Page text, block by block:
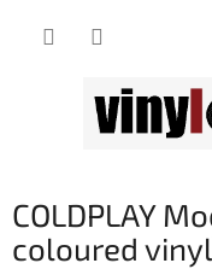
COLDPLAY
coloured